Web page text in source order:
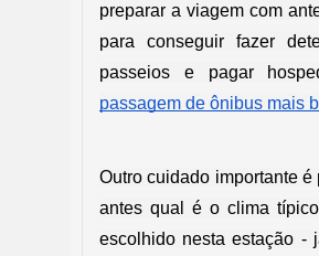
preparar a viagem com
para conseguir fazer
passagem de ônibus mais
Outro cuidado importante é
antes qual é o clima
escolhido nesta estação -